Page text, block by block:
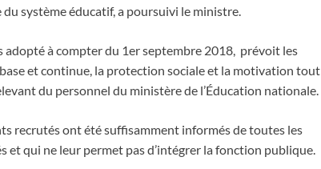
système éducatif, a poursuivi le ministre.
à compter du 1er septembre 2018, prévoit les
et continue, la protection sociale et la motivation tout
du personnel du ministère de l’Éducation nationale.
recrutés ont été suffisamment informés de toutes les
et qui ne leur permet pas d’intégrer la fonction publique.